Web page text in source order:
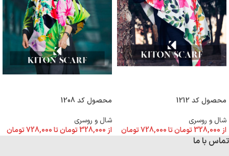
محصول کد 1212
شال و روسری
از328,000تومانتا728,000تومان
محصول کد 1208
شال و روسری
از328,000تومانتا728,000تومان
تماس با ما